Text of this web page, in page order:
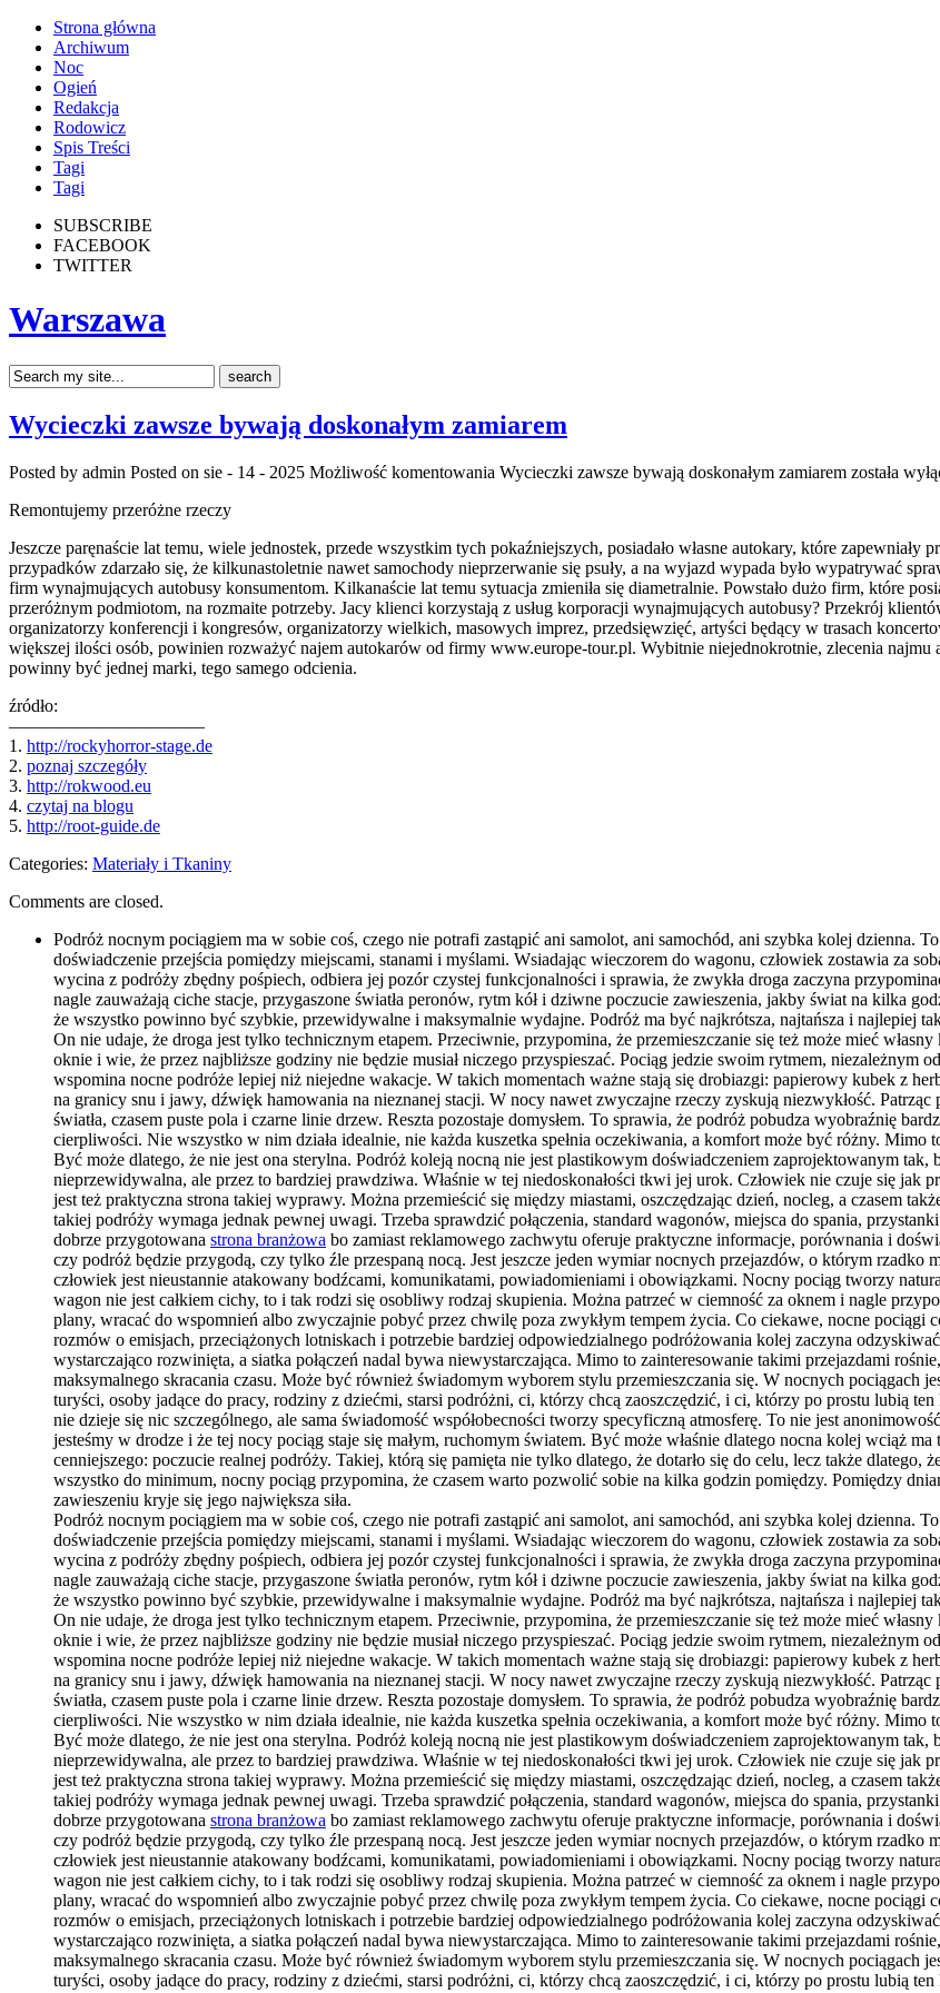
Strona główna
Archiwum
Noc
Ogień
Redakcja
Rodowicz
Spis Treści
Tagi
Tagi
SUBSCRIBE
FACEBOOK
TWITTER
Warszawa
Wycieczki zawsze bywają doskonałym zamiarem
Posted by admin Posted on sie - 14 - 2025 Możliwość komentowania Wycieczki zawsze bywają doskonałym zamiarem została
Remontujemy przeróżne rzeczy
Jeszcze paręnaście lat temu, wiele jednostek, przede wszystkim tych pokaźniejszych, posiadało własne autokary, które
przypadków zdarzało się, że kilkunastoletnie nawet samochody nieprzerwanie się psuły, a na wyjazd wypada było wypatrywać
firm wynajmujących autobusy konsumentom. Kilkanaście lat temu sytuacja zmieniła się diametralnie. Powstało dużo firm, które
przeróżnym podmiotom, na rozmaite potrzeby. Jacy klienci korzystają z usług korporacji wynajmujących autobusy? Przekrój
organizatorzy konferencji i kongresów, organizatorzy wielkich, masowych imprez, przedsięwzięć, artyści będący w trasach
większej ilości osób, powinien rozważyć najem autokarów od firmy www.europe-tour.pl. Wybitnie niejednokrotnie, zlecenia najmu
powinny być jednej marki, tego samego odcienia.
źródło:
———————————
1. http://rockyhorror-stage.de
2. poznaj szczegóły
3. http://rokwood.eu
4. czytaj na blogu
5. http://root-guide.de
Categories: Materiały i Tkaniny
Comments are closed.
Podróż nocnym pociągiem ma w sobie coś, czego nie potrafi zastąpić ani samolot, ani samochód, ani szybka kolej dzienna.
doświadczenie przejścia pomiędzy miejscami, stanami i myślami. Wsiadając wieczorem do wagonu, człowiek zostawia za
wycina z podróży zbędny pośpiech, odbiera jej pozór czystej funkcjonalności i sprawia, że zwykła droga zaczyna
nagle zauważają ciche stacje, przygaszone światła peronów, rytm kół i dziwne poczucie zawieszenia, jakby świat na kilka
że wszystko powinno być szybkie, przewidywalne i maksymalnie wydajne. Podróż ma być najkrótsza, najtańsza i najlepiej
On nie udaje, że droga jest tylko technicznym etapem. Przeciwnie, przypomina, że przemieszczanie się też może mieć
oknie i wie, że przez najbliższe godziny nie będzie musiał niczego przyspieszać. Pociąg jedzie swoim rytmem, niezależnym
wspomina nocne podróże lepiej niż niejedne wakacje. W takich momentach ważne stają się drobiazgi: papierowy kubek z
na granicy snu i jawy, dźwięk hamowania na nieznanej stacji. W nocy nawet zwyczajne rzeczy zyskują niezwykłość.
światła, czasem puste pola i czarne linie drzew. Reszta pozostaje domysłem. To sprawia, że podróż pobudza wyobraźnię
cierpliwości. Nie wszystko w nim działa idealnie, nie każda kuszetka spełnia oczekiwania, a komfort może być różny.
Być może dlatego, że nie jest ona sterylna. Podróż koleją nocną nie jest plastikowym doświadczeniem zaprojektowanym
nieprzewidywalna, ale przez to bardziej prawdziwa. Właśnie w tej niedoskonałości tkwi jej urok. Człowiek nie czuje się
jest też praktyczna strona takiej wyprawy. Można przemieścić się między miastami, oszczędzając dzień, nocleg, a czasem
takiej podróży wymaga jednak pewnej uwagi. Trzeba sprawdzić połączenia, standard wagonów, miejsca do spania,
dobrze przygotowana strona branżowa bo zamiast reklamowego zachwytu oferuje praktyczne informacje, porównania i
czy podróż będzie przygodą, czy tylko źle przespaną nocą. Jest jeszcze jeden wymiar nocnych przejazdów, o którym
człowiek jest nieustannie atakowany bodźcami, komunikatami, powiadomieniami i obowiązkami. Nocny pociąg tworzy
wagon nie jest całkiem cichy, to i tak rodzi się osobliwy rodzaj skupienia. Można patrzeć w ciemność za oknem i nagle
plany, wracać do wspomnień albo zwyczajnie pobyć przez chwilę poza zwykłym tempem życia. Co ciekawe, nocne pociągi
rozmów o emisjach, przeciążonych lotniskach i potrzebie bardziej odpowiedzialnego podróżowania kolej zaczyna
wystarczająco rozwinięta, a siatka połączeń nadal bywa niewystarczająca. Mimo to zainteresowanie takimi przejazdami
maksymalnego skracania czasu. Może być również świadomym wyborem stylu przemieszczania się. W nocnych pociągach
turyści, osoby jadące do pracy, rodziny z dziećmi, starsi podróżni, ci, którzy chcą zaoszczędzić, i ci, którzy po prostu lubią
nie dzieje się nic szczególnego, ale sama świadomość współobecności tworzy specyficzną atmosferę. To nie jest
jesteśmy w drodze i że tej nocy pociąg staje się małym, ruchomym światem. Być może właśnie dlatego nocna kolej wciąż
cenniejszego: poczucie realnej podróży. Takiej, którą się pamięta nie tylko dlatego, że dotarło się do celu, lecz także dlatego,
wszystko do minimum, nocny pociąg przypomina, że czasem warto pozwolić sobie na kilka godzin pomiędzy. Pomiędzy
zawieszeniu kryje się jego największa siła.
Podróż nocnym pociągiem ma w sobie coś, czego nie potrafi zastąpić ani samolot, ani samochód, ani szybka kolej dzienna.
doświadczenie przejścia pomiędzy miejscami, stanami i myślami. Wsiadając wieczorem do wagonu, człowiek zostawia za
wycina z podróży zbędny pośpiech, odbiera jej pozór czystej funkcjonalności i sprawia, że zwykła droga zaczyna
nagle zauważają ciche stacje, przygaszone światła peronów, rytm kół i dziwne poczucie zawieszenia, jakby świat na kilka
że wszystko powinno być szybkie, przewidywalne i maksymalnie wydajne. Podróż ma być najkrótsza, najtańsza i najlepiej
On nie udaje, że droga jest tylko technicznym etapem. Przeciwnie, przypomina, że przemieszczanie się też może mieć
oknie i wie, że przez najbliższe godziny nie będzie musiał niczego przyspieszać. Pociąg jedzie swoim rytmem, niezależnym
wspomina nocne podróże lepiej niż niejedne wakacje. W takich momentach ważne stają się drobiazgi: papierowy kubek z
na granicy snu i jawy, dźwięk hamowania na nieznanej stacji. W nocy nawet zwyczajne rzeczy zyskują niezwykłość.
światła, czasem puste pola i czarne linie drzew. Reszta pozostaje domysłem. To sprawia, że podróż pobudza wyobraźnię
cierpliwości. Nie wszystko w nim działa idealnie, nie każda kuszetka spełnia oczekiwania, a komfort może być różny.
Być może dlatego, że nie jest ona sterylna. Podróż koleją nocną nie jest plastikowym doświadczeniem zaprojektowanym
nieprzewidywalna, ale przez to bardziej prawdziwa. Właśnie w tej niedoskonałości tkwi jej urok. Człowiek nie czuje się
jest też praktyczna strona takiej wyprawy. Można przemieścić się między miastami, oszczędzając dzień, nocleg, a czasem
takiej podróży wymaga jednak pewnej uwagi. Trzeba sprawdzić połączenia, standard wagonów, miejsca do spania,
dobrze przygotowana strona branżowa bo zamiast reklamowego zachwytu oferuje praktyczne informacje, porównania i
czy podróż będzie przygodą, czy tylko źle przespaną nocą. Jest jeszcze jeden wymiar nocnych przejazdów, o którym
człowiek jest nieustannie atakowany bodźcami, komunikatami, powiadomieniami i obowiązkami. Nocny pociąg tworzy
wagon nie jest całkiem cichy, to i tak rodzi się osobliwy rodzaj skupienia. Można patrzeć w ciemność za oknem i nagle
plany, wracać do wspomnień albo zwyczajnie pobyć przez chwilę poza zwykłym tempem życia. Co ciekawe, nocne pociągi
rozmów o emisjach, przeciążonych lotniskach i potrzebie bardziej odpowiedzialnego podróżowania kolej zaczyna
wystarczająco rozwinięta, a siatka połączeń nadal bywa niewystarczająca. Mimo to zainteresowanie takimi przejazdami
maksymalnego skracania czasu. Może być również świadomym wyborem stylu przemieszczania się. W nocnych pociągach
turyści, osoby jadące do pracy, rodziny z dziećmi, starsi podróżni, ci, którzy chcą zaoszczędzić, i ci, którzy po prostu lubią